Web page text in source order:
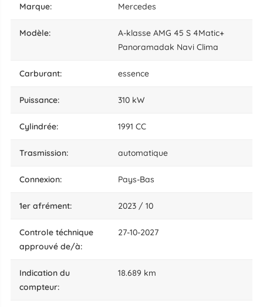
marque: Mercedes
modèle:
A-klasse AMG 45 S 4Matic+
Panoramadak Navi Clima
carburant: essence
puissance: 310 kW
cylindrée: 1991 CC
trasmission: automatique
connexion: Pays-Bas
1er afrément: 2023 / 10
Controle téchnique
approuvé de/à:
27-10-2027
indication du
compteur:
18.689 km